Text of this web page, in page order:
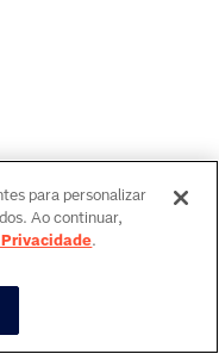
para personalizar
Ao continuar,
.